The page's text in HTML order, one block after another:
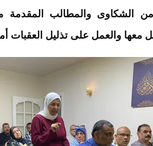
الشكاوى والمطالب المقدمة
معها والعمل على تذليل العقبات